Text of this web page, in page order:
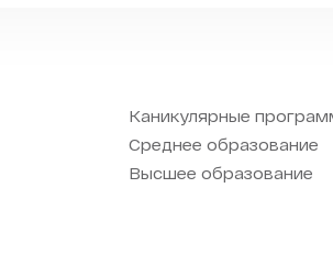
Каникулярные
Среднее образование
Высшее образование